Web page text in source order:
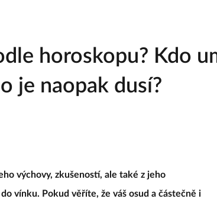
horoskopu? Kdo
je naopak dusí?
výchovy, zkušeností, ale také z jeho
vínku. Pokud věříte, že váš osud a částečně i